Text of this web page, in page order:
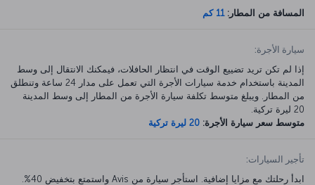
المسافة من المطار: 11 كم
سيارة الأجرة:
إذا لم تكن تريد تضييع الوقت في انتظار الحافلات، فيمكنك الانتقال إلى وسط
المدينة باستخدام خدمة سيارات الأجرة التي تعمل على مدار 24 ساعة وتنطلق
من المطار. ويبلغ متوسط تكلفة سيارة الأجرة من المطار إلى وسط المدينة
20 ليرة تركية.
متوسط سعر سيارة الأجرة: 20 ليرة تركية
تأجير السيارات:
ابدأ رحلتك مع مزايا إضافية. استأجر سيارة من Avis واستمتع بتخفيض 40%.